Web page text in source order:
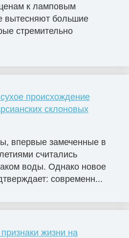
к ламповым
вытесняют большие
стремительно
происхождение
склоновых
впервые замеченные в
считались
воды. Однако новое
современн...
жизни на